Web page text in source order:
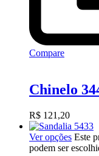
Compare
Chinelo
R$ 121,20
Ver opções Este
podem ser